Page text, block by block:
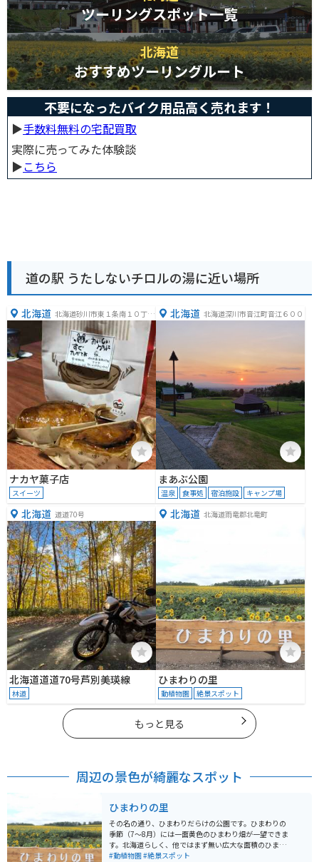
ツーリングスポット一覧
北海道
おすすめツーリングルート
不要になったバイク用品高く売れます！
▶︎手数料無料の宅配買取
実際に売ってみた体験談
▶︎こちら
道の駅 うたしないチロルの湯に近い場所
北海道 北海道砂川市東１条南１０丁目
２−１３
ナカヤ菓子店
スイーツ
北海道 北海道深川市音江町音江６００
まあぶ公園
温泉 食事処 宿泊施設 キャンプ場
北海道 道道70号
北海道道道70号芦別美瑛線
林道
北海道 北海道雨竜郡北竜町
ひまわりの里
動植物園 絶景スポット
もっと見る
周辺の景色が綺麗なスポット
ひまわりの里
その名の通り、ひまわりだらけの公園です。ひまわりの
季節（7〜8月）には一面黄色のひまわり畑が一望できま
す。北海道らしく、他ではまず無い広大な面積のひまわ
り畑は圧巻です。
#動植物園#絶景スポット